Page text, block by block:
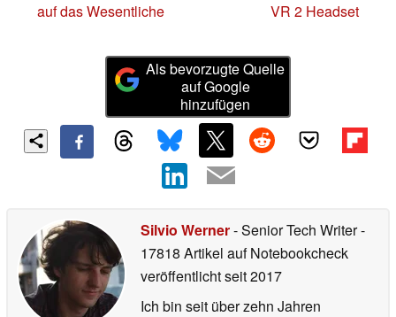
auf das Wesentliche
VR 2 Headset
Als bevorzugte Quelle
auf Google
hinzufügen
Silvio Werner- Senior Tech Writer-
17818 Artikel auf Notebookcheck
veröffentlichtseit 2017
Ich bin seit über zehn Jahren